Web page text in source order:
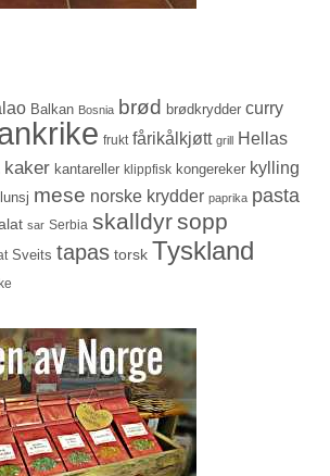
Balkan Bosnia brød brødkrydder curry
frukt fårikålkjøtt grill Hellas
kaker kantareller klippfisk kongereker kylling
lunsj mese norske krydder paprika pasta
sar Serbia skalldyrsopp
Sveits tapas torsk Tyskland